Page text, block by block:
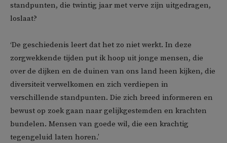
standpunten, die twintig jaar met verve zijn uitgedragen,
loslaat?
‘De geschiedenis leert dat het zo niet werkt. In deze
zorgwekkende tijden put ik hoop uit jonge mensen, die
over de dijken en de duinen van ons land heen kijken, die
diversiteit verwelkomen en zich verdiepen in
verschillende standpunten. Die zich breed informeren en
bewust op zoek gaan naar gelijkgestemden en krachten
bundelen. Mensen van goede wil, die een krachtig
tegengeluid laten horen.’